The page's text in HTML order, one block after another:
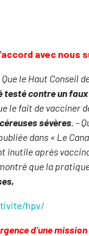
avec nous
Que le Haut Conseil
testé contre un
le fait de vacciner
sévères, -
dans « Le
inutile après
que la
hpv/
d’une